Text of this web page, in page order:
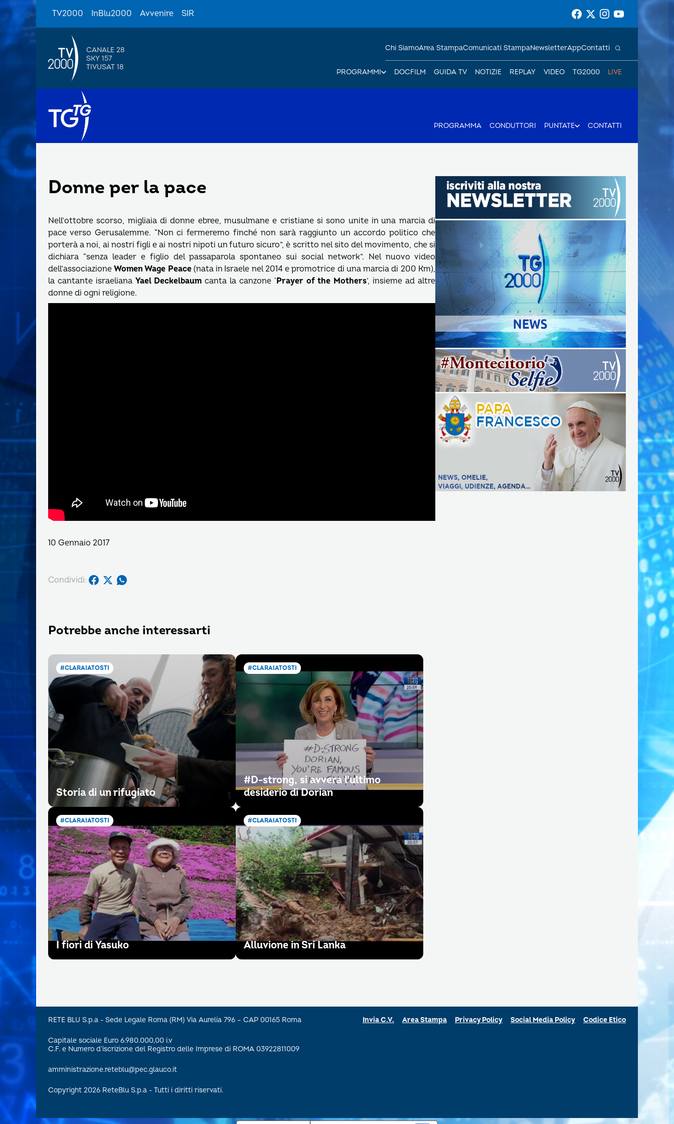
TV2000 InBlu2000 Avvenire SIR
CANALE 28
SKY 157
TIVUSAT 18
PROGRAMMI DOCFILM GUIDA TV NOTIZIE REPLAY VIDEO TG2000 LIVE
Chi SiamoArea StampaComunicati StampaNewsletterAppContatti
PROGRAMMA CONDUTTORI PUNTATE CONTATTI
Donne per la pace
Nell’ottobre scorso, migliaia di donne ebree, musulmane e cristiane si sono unite in una marcia di
pace verso Gerusalemme. “Non ci fermeremo finché non sarà raggiunto un accordo politico che
porterà a noi, ai nostri figli e ai nostri nipoti un futuro sicuro”, è scritto nel sito del movimento, che si
dichiara “senza leader e figlio del passaparola spontaneo sui social network”. Nel nuovo video
dell’associazioneWomen Wage Peace(nata in Israele nel 2014 e promotrice di una marcia di 200 Km),
la cantante israeliana Yael Deckelbaum canta la canzone ‘Prayer of the Mothers’, insieme ad altre
donne di ogni religione.
10 Gennaio 2017
Condividi:
Potrebbe anche interessarti
#CLARAIATOSTI
Storia di un rifugiato
#CLARAIATOSTI
#D-strong, si avvera l’ultimo
desiderio di Dorian
#CLARAIATOSTI
I fiori di Yasuko
#CLARAIATOSTI
Alluvione in Sri Lanka
RETE BLU S.p.a - Sede Legale Roma (RM) Via Aurelia 796 – CAP 00165 Roma
Capitale sociale Euro 6.980.000,00 i.v
C.F. e Numero d’iscrizione del Registro delle Imprese di ROMA 03922811009
amministrazione.reteblu@pec.glauco.it
Copyright 2026 ReteBlu S.p.a - Tutti i diritti riservati.
Invia C.V. Area Stampa Privacy Policy Social Media Policy Codice Etico